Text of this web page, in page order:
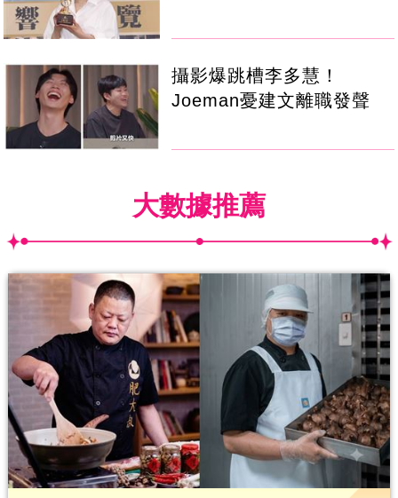
攝影爆跳槽李多慧！
Joeman憂建文離職發聲
大數據推薦